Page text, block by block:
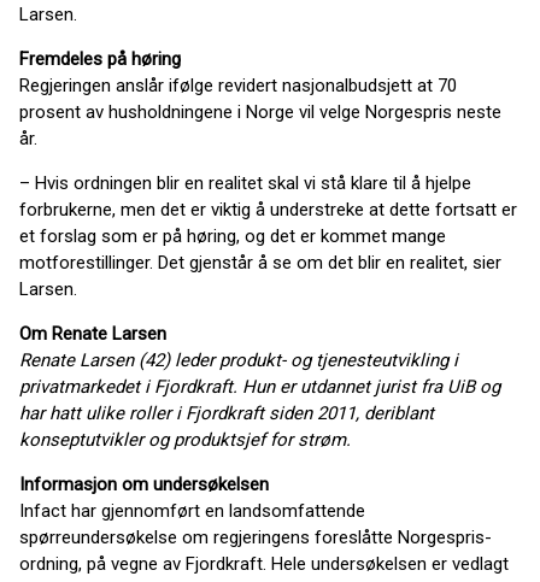
Larsen.
Fremdeles på høring
Regjeringen anslår ifølge revidert nasjonalbudsjett at 70
prosent av husholdningene i Norge vil velge Norgespris neste
år.
– Hvis ordningen blir en realitet skal vi stå klare til å hjelpe
forbrukerne, men det er viktig å understreke at dette fortsatt er
et forslag som er på høring, og det er kommet mange
motforestillinger. Det gjenstår å se om det blir en realitet, sier
Larsen.
Om Renate Larsen
Renate Larsen (42) leder produkt- og tjenesteutvikling i
privatmarkedet i Fjordkraft. Hun er utdannet jurist fra UiB og
har hatt ulike roller i Fjordkraft siden 2011, deriblant
konseptutvikler og produktsjef for strøm.
Informasjon om undersøkelsen
Infact har gjennomført en landsomfattende
spørreundersøkelse om regjeringens foreslåtte Norgespris-
ordning, på vegne av Fjordkraft. Hele undersøkelsen er vedlagt